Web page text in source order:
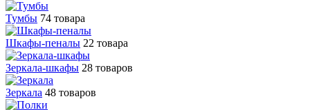
Тумбы 74 товара
Шкафы-пеналы 22 товара
Зеркала-шкафы 28 товаров
Зеркала 48 товаров